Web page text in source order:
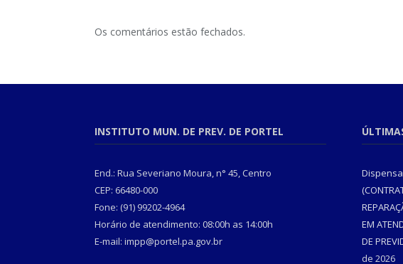
Os comentários estão fechados.
INSTITUTO MUN. DE PREV. DE PORTEL
End.: Rua Severiano Moura, n° 45, Centro
CEP: 66480-000
Fone: (91) 99202-4964
Horário de atendimento: 08:00h as 14:00h
E-mail: impp@portel.pa.gov.br
Dispensa
EM
DE
de 2026